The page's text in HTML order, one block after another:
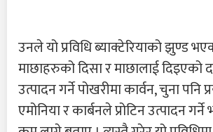
उनले यो प्रविधि ब्याक्टेरियाको झुण्ड
माछाहरुको दिसा र माछालाई दिइएको
उत्पादन गर्ने पोखरीमा कार्वन, चुना पनि
एमोनिया र कार्बनले प्रोटिन उत्पादन